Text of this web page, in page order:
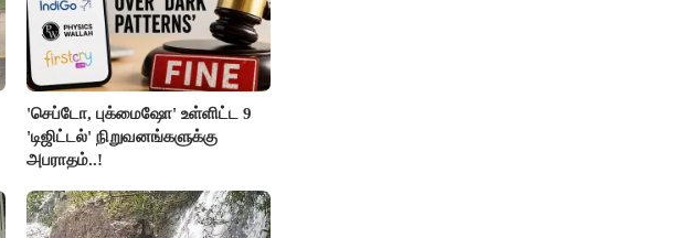
'செப்டோ, புக்மைஷோ' உள்ளிட்ட 9
'டிஜிட்டல்' நிறுவனங்களுக்கு
அபராதம்..!